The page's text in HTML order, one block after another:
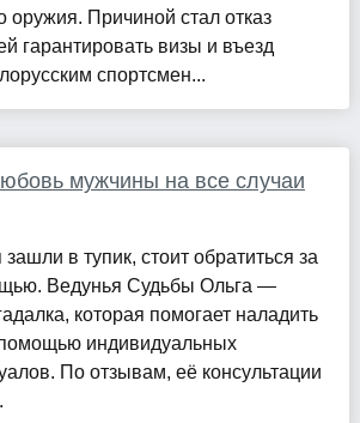
оружия. Причиной стал отказ
гарантировать визы и въезд
спортсмен...
мужчины на все случаи
в тупик, стоит обратиться за
Ведунья Судьбы Ольга —
которая помогает наладить
индивидуальных
По отзывам, её консультации